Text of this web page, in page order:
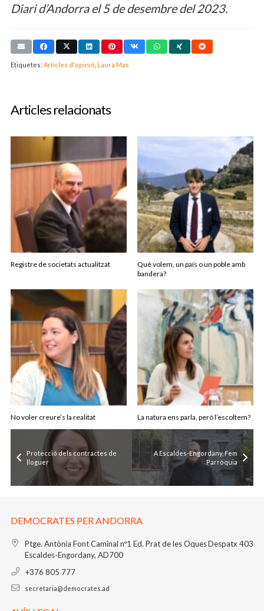
Diari d’Andorra el 5 de desembre del 2023.
Etiquetes: Articles d'opinió Laura Mas
Articles relacionats
Registre de societats actualitzat
Què volem, un país o un poble amb
bandera?
No voler creure’s la realitat La natura ens parla, però l’escoltem?
Protecció dels contractes de
lloguer
A Escaldes-Engordany, Fem
Parròquia
DEMOCRATES PER ANDORRA
Ptge. Antònia Font Caminal nº1 Ed. Prat de les OquesDespatx 403
Escaldes-Engordany, AD700
+376 805 777
secretaria@democrates.ad